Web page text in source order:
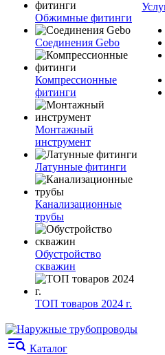
Обжимные фитинги
Соединения Gebo
Компрессионные
фитинги
Монтажный
инструмент
Латунные фитинги
Канализационные
трубы
Обустройство
скважин
ТОП товаров 2024 г.
Каталог